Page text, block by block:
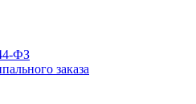
ФЗ
заказа